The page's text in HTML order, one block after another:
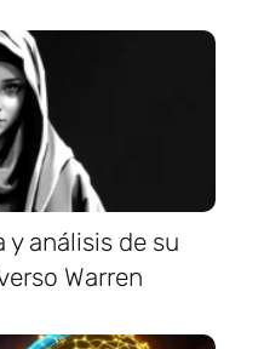
y análisis de su
Warren